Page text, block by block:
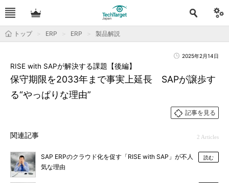
トップ ERP ERP 製品解説
2025年2月14日
保守期限を2033年まで事実上延長 SAPが譲歩す
る“やっぱりな理由”
RISE with SAPが解決する課題【後編】
記事を見る
関連記事 2 Articles
SAP ERPのクラウド化を促す「RISE with SAP」が不人
気な理由
読む